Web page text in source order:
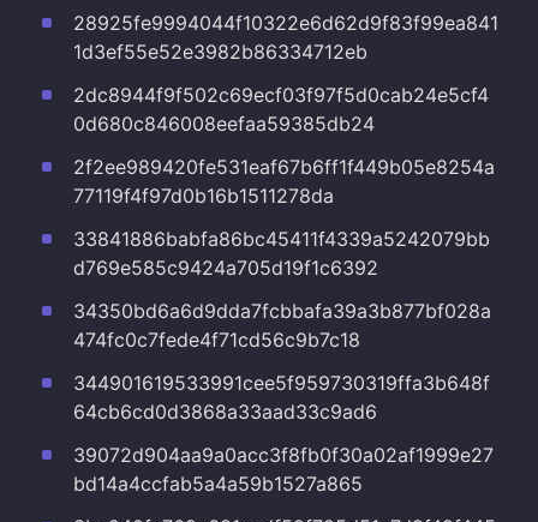
28925fe9994044f10322e6d62d9f83f99ea841
1d3ef55e52e3982b86334712eb
2dc8944f9f502c69ecf03f97f5d0cab24e5cf4
0d680c846008eefaa59385db24
2f2ee989420fe531eaf67b6ff1f449b05e8254a
77119f4f97d0b16b1511278da
33841886babfa86bc45411f4339a5242079bb
d769e585c9424a705d19f1c6392
34350bd6a6d9dda7fcbbafa39a3b877bf028a
474fc0c7fede4f71cd56c9b7c18
344901619533991cee5f959730319ffa3b648f
64cb6cd0d3868a33aad33c9ad6
39072d904aa9a0acc3f8fb0f30a02af1999e27
bd14a4ccfab5a4a59b1527a865